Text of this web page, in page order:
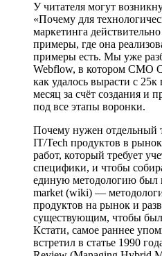
У читателя могут
«Почему для
маркетинга
примеры, где она
примеры есть. Мы уже
Webflow, в котором CMO
как удалось вырасти с
месяц за счёт создания и
под все этапы воронки.
Почему нужен отдельный
IT/Tech продуктов в
работ, который требует
специфики, и чтобы
единую методологию был
market (wiki) —
продуктов на рынок и
существующим, чтобы
Кстати, самое раннее
встретил в статье 1990